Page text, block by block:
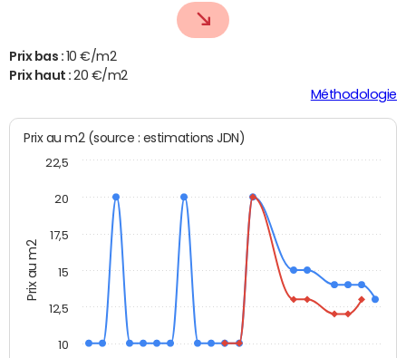
Prix bas : 10 €/m2
Prix haut :20 €/m2
Méthodologie
Prix au m2
Prix au m2 (source : estimations JDN)
10
12,5
15
17,5
20
22,5